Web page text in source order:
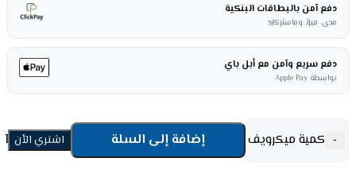
دفع آمن بالبطاقات البنكية
مدى، فيزا، وماستركارد
دفع سريع وآمن مع أبل باي
بواسطة Apple Pay
- كمية ميكرويف بشواية بولم 32 لتر - ديجيتال - ستيل BULM32إضافة إلى السلة اشتري الأن